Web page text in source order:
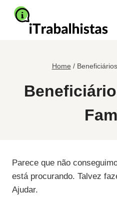
Pular
para
Home /
Parece que não
está procurando. Talvez
Ajudar.